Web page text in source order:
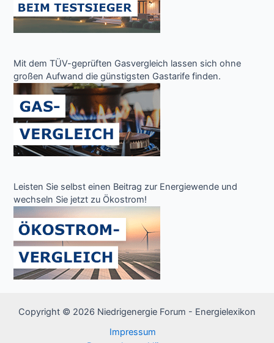
Mit dem TÜV-geprüften Gasvergleich lassen sich ohne
großen Aufwand die günstigsten Gastarife finden.
Leisten Sie selbst einen Beitrag zur Energiewende und
wechseln Sie jetzt zu Ökostrom!
Copyright © 2026 Niedrigenergie Forum - Energielexikon
Impressum